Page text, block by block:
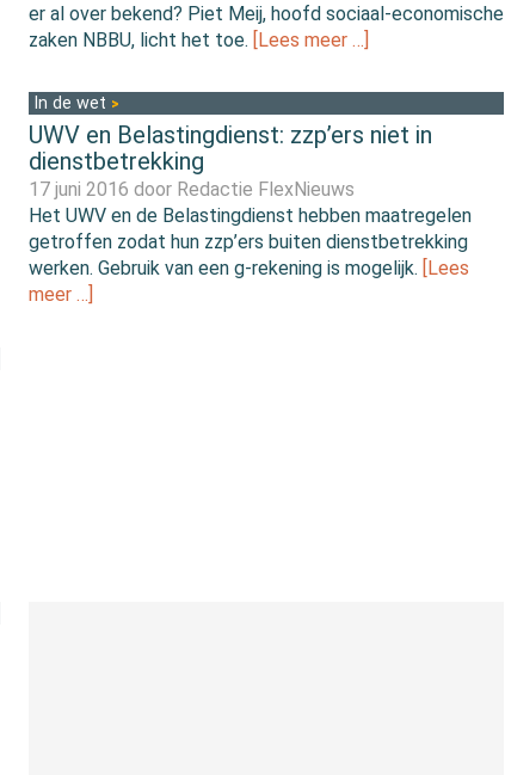
er al over bekend? Piet Meij, hoofd sociaal-economische
zaken NBBU, licht het toe. [Lees meer …]
In de wet
UWV en Belastingdienst: zzp’ers niet in
dienstbetrekking
17 juni 2016 door Redactie FlexNieuws
Het UWV en de Belastingdienst hebben maatregelen
getroffen zodat hun zzp’ers buiten dienstbetrekking
werken. Gebruik van een g-rekening is mogelijk. [Lees
meer …]